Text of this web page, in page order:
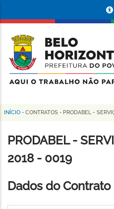
conteúdo
principal
da
Prefeitura
de
Horizonte
Trilha
de
navegação
INÍCIO - CONTRATOS - PRODABEL -
PRODABEL -
2018 - 0019
Dados do Contrato